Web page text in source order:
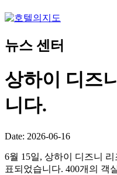
뉴스 센터
상하이 디즈
니다.
Date: 2026-06-16
6월 15일, 상하이 디즈니
표되었습니다. 400개의 객